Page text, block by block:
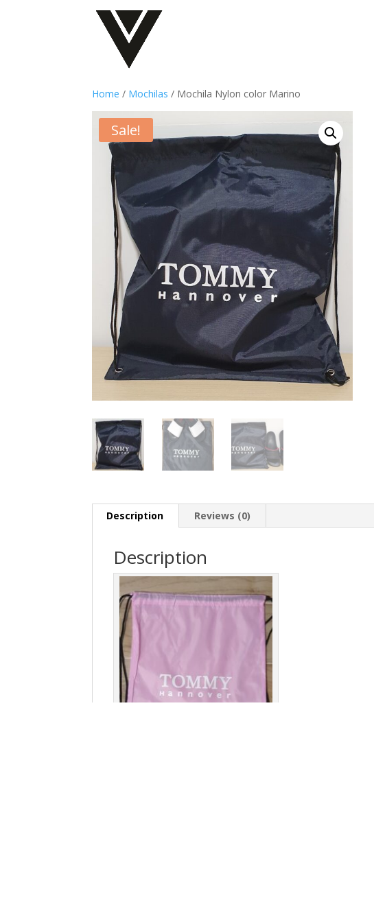
Home / Mochilas / Mochila Nylon color Marino
Sale!
Description Reviews (0)
Description